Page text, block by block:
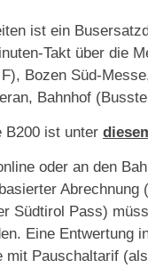
ist ein
Takt über die
Bozen Süd-
Bahnhof
B200 ist unter
oder an den
Abrechnung
Südtirol Pass)
Eine Entwertung
Pauschaltarif